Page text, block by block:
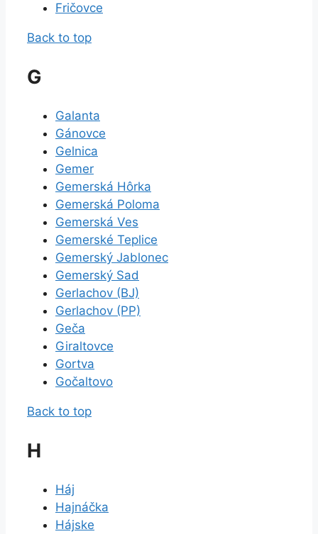
Fričovce
Back to top
G
Galanta
Gánovce
Gelnica
Gemer
Gemerská Hôrka
Gemerská Poloma
Gemerská Ves
Gemerské Teplice
Gemerský Jablonec
Gemerský Sad
Gerlachov (BJ)
Gerlachov (PP)
Geča
Giraltovce
Gortva
Gočaltovo
Back to top
H
Háj
Hajnáčka
Hájske